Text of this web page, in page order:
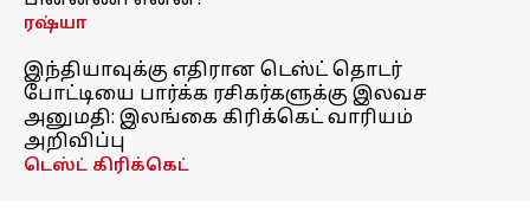
ரஷ்யா
இந்தியாவுக்கு எதிரான டெஸ்ட் தொடர்
போட்டியை பார்க்க ரசிகர்களுக்கு இலவச
அனுமதி: இலங்கை கிரிக்கெட் வாரியம்
அறிவிப்பு
டெஸ்ட் கிரிக்கெட்